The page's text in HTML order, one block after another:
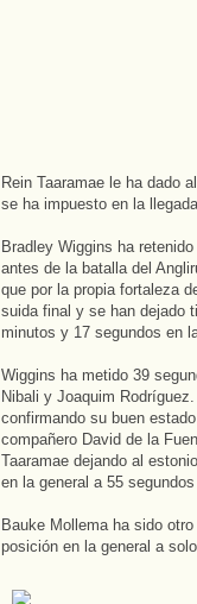
Rein Taaramae le ha dado
se ha impuesto en la
Bradley Wiggins ha
antes de la batalla del
que por la propia fortaleza
suida final y se han dejado
minutos y 17 segundos en
Wiggins ha metido 39
Nibali y Joaquim
confirmando su buen
compañero David de la
Taaramae dejando al
en la general a 55 segundos
Bauke Mollema ha sido
posición en la general a